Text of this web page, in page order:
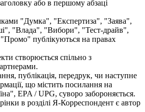
або в першому абзаці
"Думка", "Експертиза", "Заява",
"Влада", "Вибори", "Тест-драйв",
публікуються на правах
створюється спільно з
публікація, передрук, чи наступне
що містить посилання на
EPA / UPG, суворо забороняється.
в розділі Я-Корреспондент є автор